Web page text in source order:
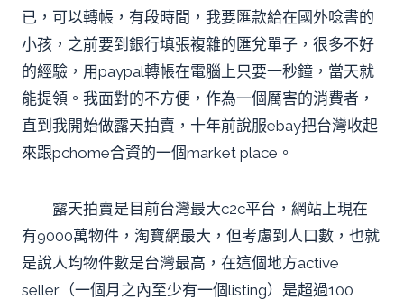
已，可以轉帳，有段時間，我要匯款給在國外唸書的
小孩，之前要到銀行填張複雜的匯兌單子，很多不好
的經驗，用paypal轉帳在電腦上只要一秒鐘，當天就
能提領。我面對的不方便，作為一個厲害的消費者，
直到我開始做露天拍賣，十年前說服ebay把台灣收起
來跟pchome合資的一個market place。
露天拍賣是目前台灣最大c2c平台，網站上現在
有9000萬物件，淘寶網最大，但考慮到人口數，也就
是說人均物件數是台灣最高，在這個地方active
seller（一個月之內至少有一個listing）是超過100